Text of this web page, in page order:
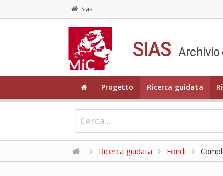
Sias
SIAS Archivio
Progetto Ricerca guidata
Ricerca guidata Fondi